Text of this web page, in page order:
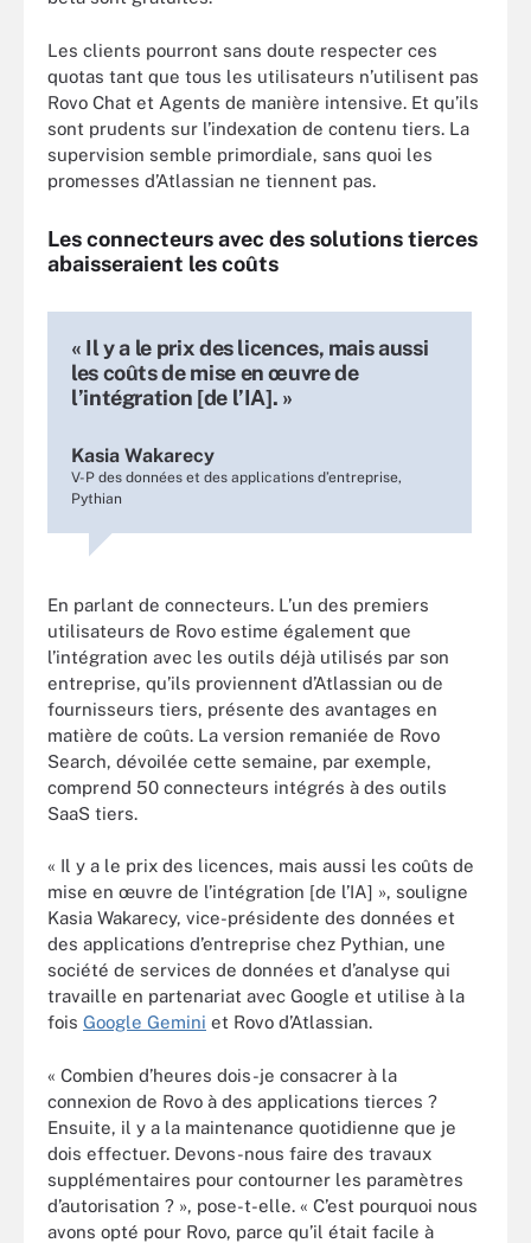
Les clients pourront sans doute respecter ces
quotas tant que tous les utilisateurs n’utilisent pas
Rovo Chat et Agents de manière intensive. Et qu’ils
sont prudents sur l’indexation de contenu tiers. La
supervision semble primordiale, sans quoi les
promesses d’Atlassian ne tiennent pas.
Les connecteurs avec des solutions tierces
abaisseraient les coûts
« Il y a le prix des licences, mais aussi
les coûts de mise en œuvre de
l’intégration [de l’IA]. »
Kasia Wakarecy
V-P des données et des applications d’entreprise,
Pythian
En parlant de connecteurs. L’un des premiers
utilisateurs de Rovo estime également que
l’intégration avec les outils déjà utilisés par son
entreprise, qu’ils proviennent d’Atlassian ou de
fournisseurs tiers, présente des avantages en
matière de coûts. La version remaniée de Rovo
Search, dévoilée cette semaine, par exemple,
comprend 50 connecteurs intégrés à des outils
SaaS tiers.
« Il y a le prix des licences, mais aussi les coûts de
mise en œuvre de l’intégration [de l’IA] », souligne
Kasia Wakarecy, vice-présidente des données et
des applications d’entreprise chez Pythian, une
société de services de données et d’analyse qui
travaille en partenariat avec Google et utilise à la
fois Google Gemini et Rovo d’Atlassian.
« Combien d’heures dois-je consacrer à la
connexion de Rovo à des applications tierces ?
Ensuite, il y a la maintenance quotidienne que je
dois effectuer. Devons-nous faire des travaux
supplémentaires pour contourner les paramètres
d’autorisation ? », pose-t-elle. « C’est pourquoi nous
avons opté pour Rovo, parce qu’il était facile à